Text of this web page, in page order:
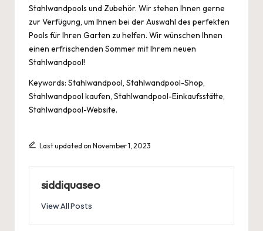
Stahlwandpools und Zubehör. Wir stehen Ihnen gerne
zur Verfügung, um Ihnen bei der Auswahl des perfekten
Pools für Ihren Garten zu helfen. Wir wünschen Ihnen
einen erfrischenden Sommer mit Ihrem neuen
Stahlwandpool!
Keywords: Stahlwandpool, Stahlwandpool-Shop,
Stahlwandpool kaufen, Stahlwandpool-Einkaufsstätte,
Stahlwandpool-Website.
Last updated on November 1, 2023
siddiquaseo
View All Posts